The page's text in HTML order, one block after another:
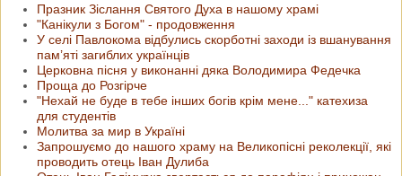
Празник Зіслання Святого Духа в нашому храмі
"Канікули з Богом" - продовження
У селі Павлокома відбулись скорботні заходи із вшанування
пам’яті загиблих українців
Церковна пісня у виконанні дяка Володимира Федечка
Проща до Розгірче
"Нехай не буде в тебе інших богів крім мене..." катехиза
для студентів
Молитва за мир в Україні
Запрошуємо до нашого храму на Великопісні реколекції, які
проводить отець Іван Дулиба